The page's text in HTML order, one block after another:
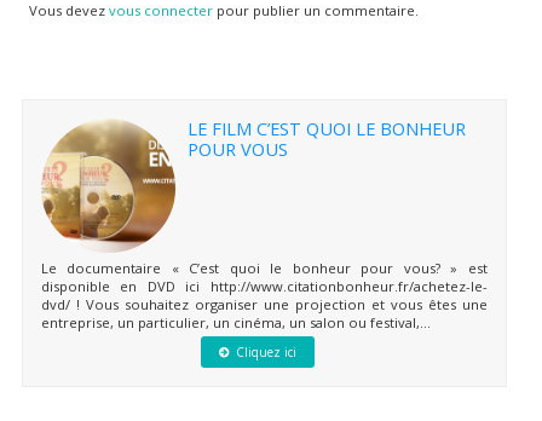
Vous devez vous connecterpour publier un commentaire.
LE FILM C’EST QUOI LE BONHEUR
POUR VOUS
Le documentaire « C’est quoi le bonheur pour vous? » est
disponible en DVD ici http://www.citationbonheur.fr/achetez-le-
dvd/ ! Vous souhaitez organiser une projection et vous êtes une
entreprise, un particulier, un cinéma, un salon ou festival,...
Cliquez ici